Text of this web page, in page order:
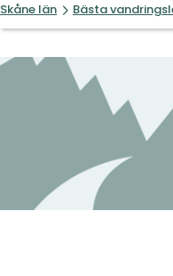
Skåne län Bästa